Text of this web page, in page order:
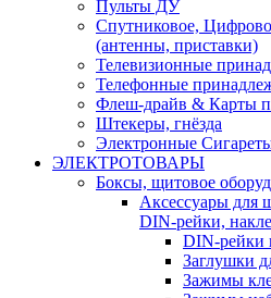
Пульты ДУ
Спутниковое,
(антенны, приставки)
Телевизионные
Телефонные
Флеш-драйв & Карты
Штекеры, гнёзда
Электронные
ЭЛЕКТРОТОВАРЫ
Боксы, щитовое
Аксессуары
DIN-рейки,
DIN-рейки
Заглушки
Зажимы